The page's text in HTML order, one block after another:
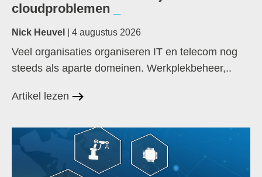
cloudproblemen
Nick Heuvel | 4 augustus 2026
Veel organisaties organiseren IT en telecom nog
steeds als aparte domeinen. Werkplekbeheer,..
Artikel lezen